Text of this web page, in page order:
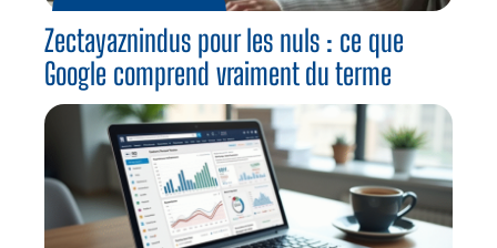
Zectayaznindus pour les nuls : ce que
Google comprend vraiment du terme